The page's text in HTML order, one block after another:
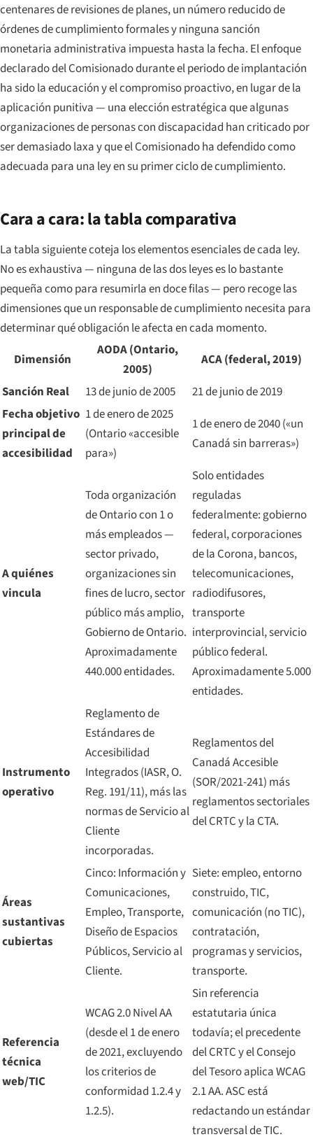
centenares de revisiones de planes, un número reducido de
órdenes de cumplimiento formales y ninguna sanción
monetaria administrativa impuesta hasta la fecha. El enfoque
declarado del Comisionado durante el periodo de implantación
ha sido la educación y el compromiso proactivo, en lugar de la
aplicación punitiva — una elección estratégica que algunas
organizaciones de personas con discapacidad han criticado por
ser demasiado laxa y que el Comisionado ha defendido como
adecuada para una ley en su primer ciclo de cumplimiento.
Cara a cara: la tabla comparativa
La tabla siguiente coteja los elementos esenciales de cada ley.
No es exhaustiva — ninguna de las dos leyes es lo bastante
pequeña como para resumirla en doce filas — pero recoge las
dimensiones que un responsable de cumplimiento necesita para
determinar qué obligación le afecta en cada momento.
Dimensión
AODA (Ontario,
2005)
ACA (federal, 2019)
Sanción Real
13 de junio de 2005
21 de junio de 2019
Fecha objetivo
principal de
accesibilidad
1 de enero de 2025
(Ontario «accesible
para»)
1 de enero de 2040 («un
Canadá sin barreras»)
A quiénes
vincula
Toda organización
de Ontario con 1 o
más empleados —
sector privado,
organizaciones sin
fines de lucro, sector
público más amplio,
Gobierno de Ontario.
Aproximadamente
440.000 entidades.
Solo entidades
reguladas
federalmente: gobierno
federal, corporaciones
de la Corona, bancos,
telecomunicaciones,
radiodifusores,
transporte
interprovincial, servicio
público federal.
Aproximadamente 5.000
entidades.
Instrumento
operativo
Reglamento de
Estándares de
Accesibilidad
Integrados (IASR, O.
Reg. 191/11), más las
normas de Servicio al
Cliente
incorporadas.
Reglamentos del
Canadá Accesible
(SOR/2021-241) más
reglamentos sectoriales
del CRTC y la CTA.
Áreas
sustantivas
cubiertas
Cinco: Información y
Comunicaciones,
Empleo, Transporte,
Diseño de Espacios
Públicos, Servicio al
Cliente.
Siete: empleo, entorno
construido, TIC,
comunicación (no TIC),
contratación,
programas y servicios,
transporte.
Referencia
técnica
web/TIC
WCAG 2.0 Nivel AA
(desde el 1 de enero
de 2021, excluyendo
los criterios de
conformidad 1.2.4 y
1.2.5).
Sin referencia
estatutaria única
todavía; el precedente
del CRTC y el Consejo
del Tesoro aplica WCAG
2.1 AA. ASC está
redactando un estándar
transversal de TIC.